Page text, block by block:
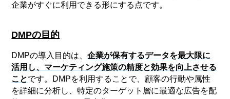
企業がすぐに利用できる形にする点です。
DMPの目的
DMPの導入目的は、企業が保有するデータを最大限に
活用し、マーケティング施策の精度と効果を向上させる
ことです。DMPを利用することで、顧客の行動や属性
を詳細に分析し、特定のターゲット層に最適な広告を配